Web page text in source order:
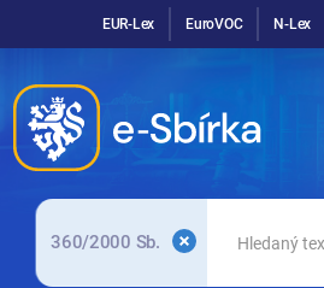
EUR-Lex EuroVOC N-Lex
360/2000 Sb.